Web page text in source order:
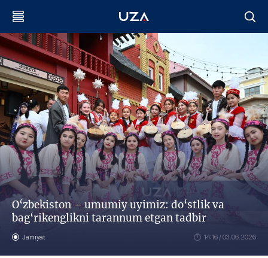
O‘zbekiston – umumiy uyimiz: do‘stlik va
bag‘rikenglikni tarannum etgan tadbir
Jamiyat 14:16 / 03.06.2026